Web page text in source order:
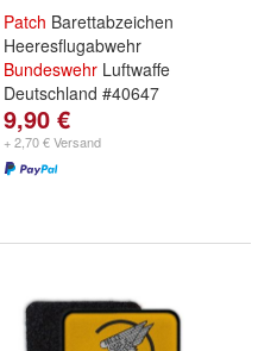
Patch Barettabzeichen
Heeresflugabwehr
Bundeswehr Luftwaffe
Deutschland #40647
9,90 €
+ 2,70 € Versand